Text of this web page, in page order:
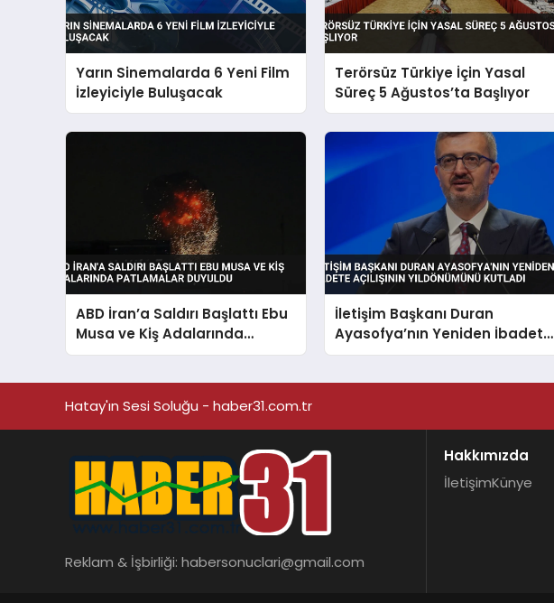
Yarın Sinemalarda 6 Yeni Film
İzleyiciyle Buluşacak
Terörsüz Türkiye İçin Yasal
Süreç 5 Ağustos’ta Başlıyor
ABD İran’a Saldırı Başlattı Ebu
Musa ve Kiş Adalarında
Patlamalar Duyuldu
İletişim Başkanı Duran
Ayasofya’nın Yeniden İbadete
Açılışının Yıldönümünü Kutladı
Hatay'ın Sesi Soluğu - haber31.com.tr
Reklam & İşbirliği: habersonuclari@gmail.com
Hakkımızda
İletişimKünye